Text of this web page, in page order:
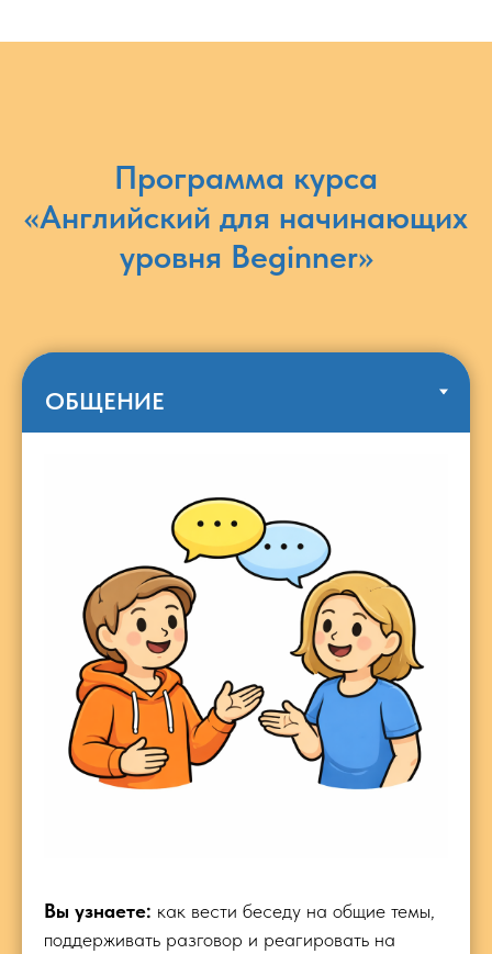
Программа курса
«Английский для начинающих
уровня Beginner»
Вы узнаете: как вести беседу на общие темы,
поддерживать разговор и реагировать на